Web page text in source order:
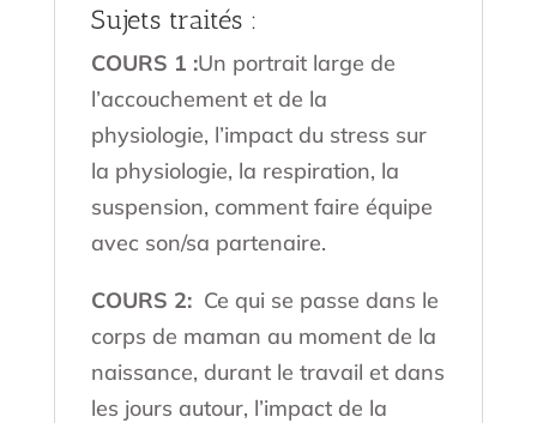
Sujets traités :
COURS 1 :Un portrait large de
l’accouchement et de la
physiologie, l’impact du stress sur
la physiologie, la respiration, la
suspension, comment faire équipe
avec son/sa partenaire.
COURS 2: Ce qui se passe dans le
corps de maman au moment de la
naissance, durant le travail et dans
les jours autour, l’impact de la